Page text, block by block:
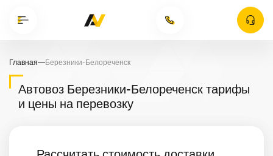
Главная—Березники-Белореченск
Автовоз Березники-Белореченск тарифы
и цены на перевозку